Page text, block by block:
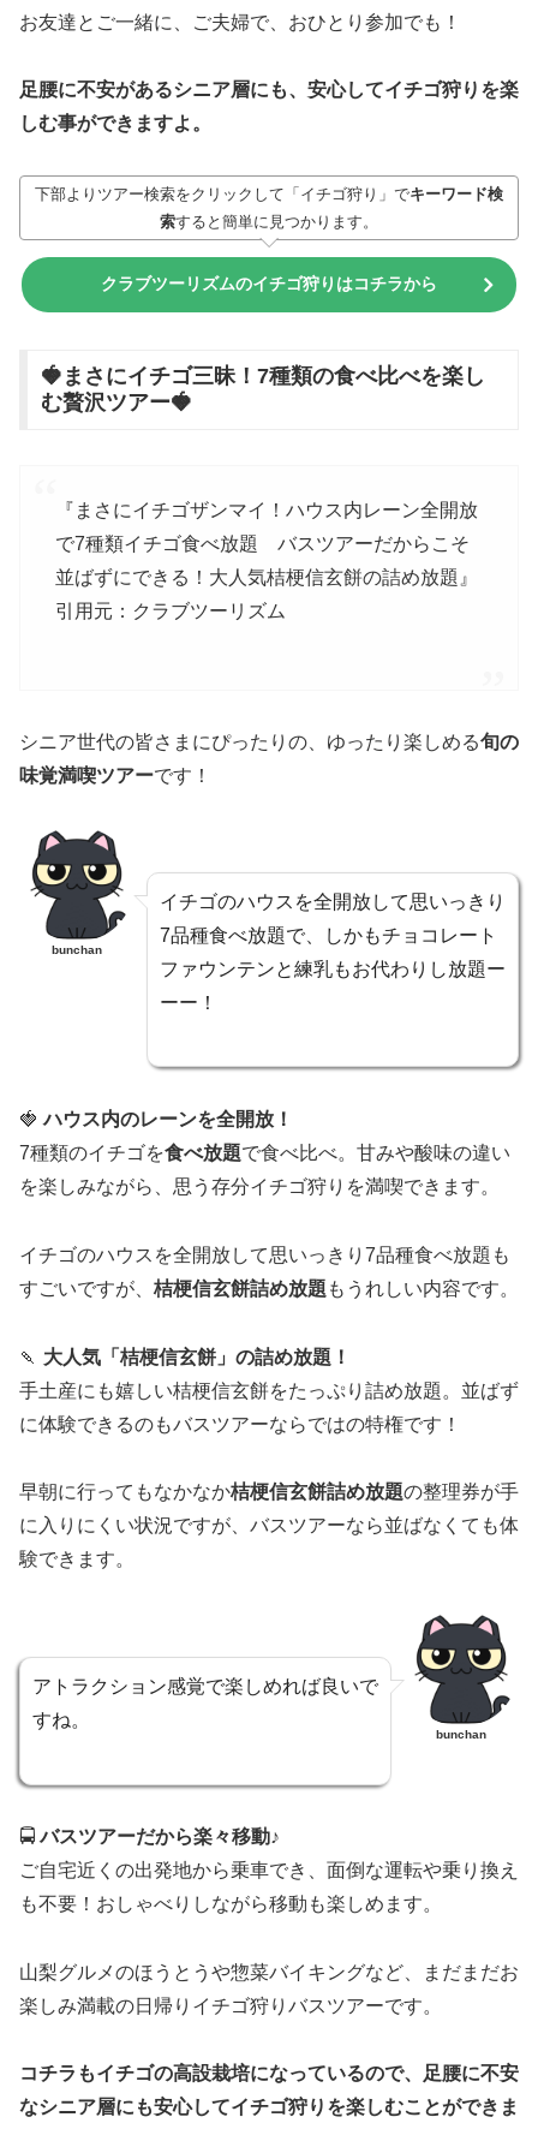
お友達とご一緒に、ご夫婦で、おひとり参加でも！
足腰に不安があるシニア層にも、安心してイチゴ狩りを楽
しむ事ができますよ。
下部よりツアー検索をクリックして「イチゴ狩り」でキーワード検
索すると簡単に見つかります。
クラブツーリズムのイチゴ狩りはコチラから
🍓まさにイチゴ三昧！7種類の食べ比べを楽し
む贅沢ツアー🍓
『まさにイチゴザンマイ！ハウス内レーン全開放
で7種類イチゴ食べ放題 バスツアーだからこそ
並ばずにできる！大人気桔梗信玄餅の詰め放題』
引用元：クラブツーリズム
シニア世代の皆さまにぴったりの、ゆったり楽しめる旬の
味覚満喫ツアーです！
bunchan
イチゴのハウスを全開放して思いっきり
7品種食べ放題で、しかもチョコレート
ファウンテンと練乳もお代わりし放題ー
ーー！
🍓ハウス内のレーンを全開放！
7種類のイチゴを食べ放題で食べ比べ。甘みや酸味の違い
を楽しみながら、思う存分イチゴ狩りを満喫できます。
イチゴのハウスを全開放して思いっきり7品種食べ放題も
すごいですが、 桔梗信玄餅詰め放題 もうれしい内容です。
🍡 大人気「桔梗信玄餅」の詰め放題！
手土産にも嬉しい桔梗信玄餅をたっぷり詰め放題。並ばず
に体験できるのもバスツアーならではの特権です！
早朝に行ってもなかなか桔梗信玄餅詰め放題の整理券が手
に入りにくい状況ですが、バスツアーなら並ばなくても体
験できます。
アトラクション感覚で楽しめれば良いで
すね。
bunchan
🚍バスツアーだから楽々移動♪
ご自宅近くの出発地から乗車でき、面倒な運転や乗り換え
も不要！おしゃべりしながら移動も楽しめます。
山梨グルメのほうとうや惣菜バイキングなど、まだまだお
楽しみ満載の日帰りイチゴ狩りバスツアーです。
コチラもイチゴの高設栽培になっているので、足腰に不安
なシニア層にも安心してイチゴ狩りを楽しむことができま